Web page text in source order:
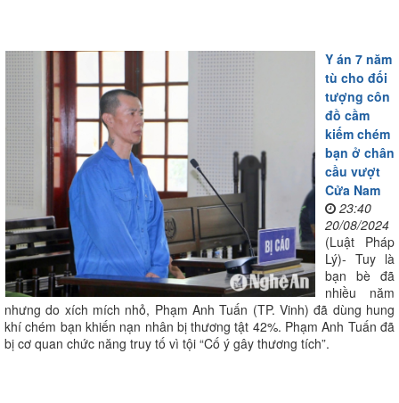
Y án 7 năm
tù cho đối
tượng côn
đồ cầm
kiếm chém
bạn ở chân
cầu vượt
Cửa Nam
23:40
20/08/2024
(Luật Pháp
Lý)- Tuy là
bạn bè đã
nhiều năm
nhưng do xích mích nhỏ, Phạm Anh Tuấn (TP. Vinh) đã dùng hung
khí chém bạn khiến nạn nhân bị thương tật 42%. Phạm Anh Tuấn đã
bị cơ quan chức năng truy tố vì tội “Cố ý gây thương tích”.